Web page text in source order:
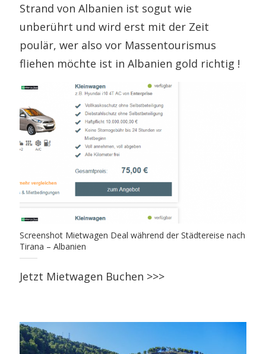
Strand von Albanien ist sogut wie
unberührt und wird erst mit der Zeit
poulär, wer also vor Massentourismus
fliehen möchte ist in Albanien gold richtig !
Screenshot Mietwagen Deal während der Städtereise nach
Tirana – Albanien
Jetzt Mietwagen Buchen >>>